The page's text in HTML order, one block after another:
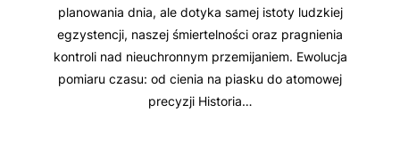
planowania dnia, ale dotyka samej istoty ludzkiej
egzystencji, naszej śmiertelności oraz pragnienia
kontroli nad nieuchronnym przemijaniem. Ewolucja
pomiaru czasu: od cienia na piasku do atomowej
precyzji Historia…